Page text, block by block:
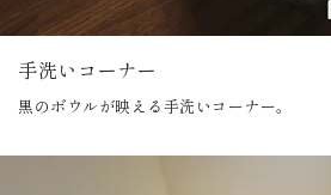
手洗いコーナー
黒のボウルが映える手洗いコーナー。